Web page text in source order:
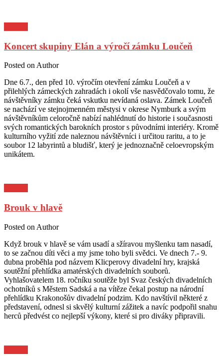
Koncert skupiny Elán a výročí zámku Loučeň
Posted onAuthor
Dne 6.7., den před 10. výročím otevření zámku Loučeň a v
přilehlých zámeckých zahradách i okolí vše nasvědčovalo tomu, že
návštěvníky zámku čeká vskutku nevídaná oslava. Zámek Loučeň
se nachází ve stejnojmenném městysi v okrese Nymburk a svým
návštěvníkům celoročně nabízí nahlédnutí do historie i současnosti
svých romantických barokních prostor s původními interiéry. Kromě
kulturního vyžití zde naleznou návštěvníci i určitou raritu, a to je
soubor 12 labyrintů a bludišť, který je jednoznačně celoevropským
unikátem.
Brouk v hlavě
Posted on Author
Když brouk v hlavě se vám usadí a sžíravou myšlenku tam nasadí,
to se začnou díti věci a my jsme toho byli svědci. Ve dnech 7.- 9.
dubna proběhla pod názvem Klicperovy divadelní hry, krajská
soutěžní přehlídka amatérských divadelních souborů.
Vyhlašovatelem 18. ročníku soutěže byl Svaz českých divadelních
ochotníků s Městem Sadská a na vítěze čekal postup na národní
přehlídku Krakonošův divadelní podzim. Kdo navštívil některé z
představení, odnesl si skvělý kulturní zážitek a navíc podpořil snahu
herců předvést co nejlepší výkony, které si pro diváky připravili.